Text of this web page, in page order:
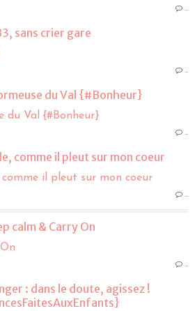
…
sans crier gare
…
du Val {#Bonheur}
…
comme il pleut sur mon coeur
…
calm & Carry On
…
: dans le doute, agissez !